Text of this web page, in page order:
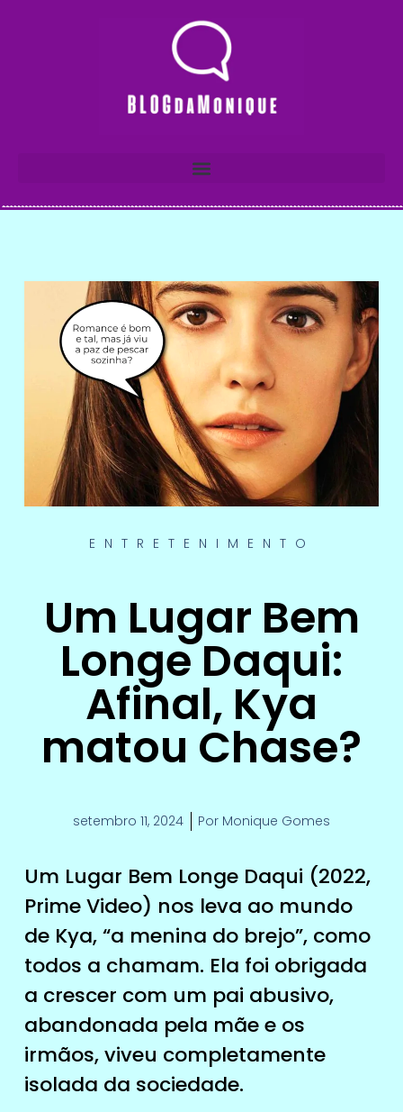
ENTRETENIMENTO
Um Lugar Bem
Longe Daqui:
Afinal, Kya
matou Chase?
setembro 11, 2024 Por Monique Gomes
Um Lugar Bem Longe Daqui (2022,
Prime Video) nos leva ao mundo
de Kya, “a menina do brejo”, como
todos a chamam. Ela foi obrigada
a crescer com um pai abusivo,
abandonada pela mãe e os
irmãos, viveu completamente
isolada da sociedade.